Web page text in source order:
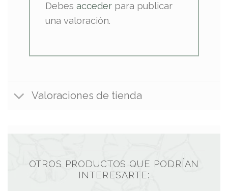
Debesacceder para publicar
una valoración.
Valoraciones de tienda
OTROS PRODUCTOS QUE PODRÍAN
INTERESARTE: